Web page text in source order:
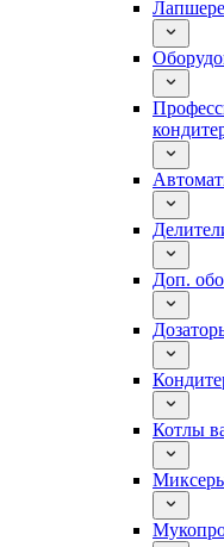
Доп.
Котлы